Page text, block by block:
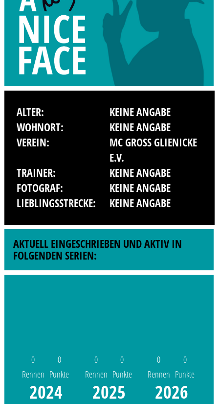
ALTER:
KEINE ANGABE
WOHNORT:
KEINE ANGABE
VEREIN:
MC GROSS GLIENICKE E
.V.
TRAINER:
KEINE ANGABE
FOTOGRAF:
KEINE ANGABE
LIEBLINGSSTRECKE:
KEINE ANGABE
AKTUELL EINGESCHRIEBEN UND AKTIV IN
FOLGENDEN SERIEN:
0
Rennen
0
Punkte
2024
0
Rennen
0
Punkte
2025
0
Rennen
0
Punkte
2026